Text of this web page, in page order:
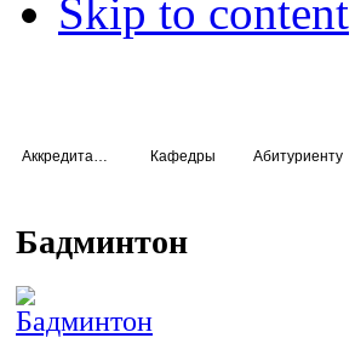
Skip to content
Кафедры Абитуриенту
Бадминтон